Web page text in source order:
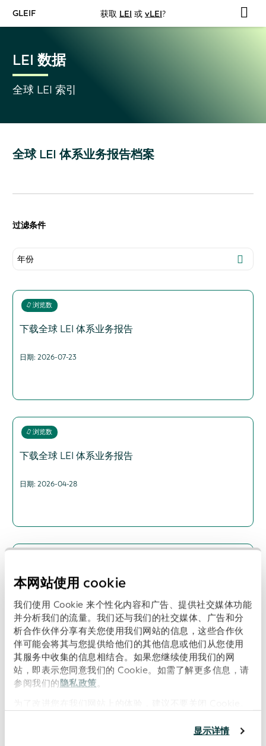
本网站使用 cookie
我们使用 Cookie 来个性化内容和广告、提供社交媒体功能
并分析我们的流量。我们还与我们的社交媒体、广告和分
析合作伙伴分享有关您使用我们网站的信息，这些合作伙
伴可能会将其与您提供给他们的其他信息或他们从您使用
其服务中收集的信息相结合。如果您继续使用我们的网
站，即表示您同意我们的 Cookie。如需了解更多信息，请
参阅我们的隐私政策 。
显示详情
GLEIF 获取 LEI 或 vLEI?
LEI 数据
全球 LEI 索引
全球 LEI 体系业务报告档案
过滤条件
年份
2025
2024
2023
2021
浏览数
下载全球 LEI 体系业务报告
日期: 2026-07-23
浏览数
下载全球 LEI 体系业务报告
日期: 2026-04-28
下载全球 LEI 体系业务报告
日期: 2026-01-26
浏览数
下载全球 LEI 体系业务报告